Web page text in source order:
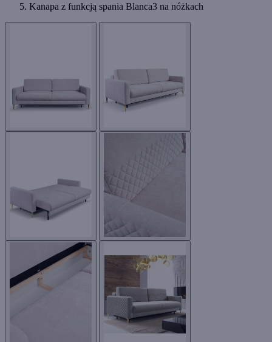
Kanapa z funkcją spania Blanca3 na nóżkach